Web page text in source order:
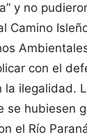
y no
Camino
con el
ilegalidad.
se hubiesen
el Río